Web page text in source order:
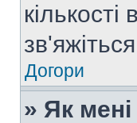
Догори
» Як